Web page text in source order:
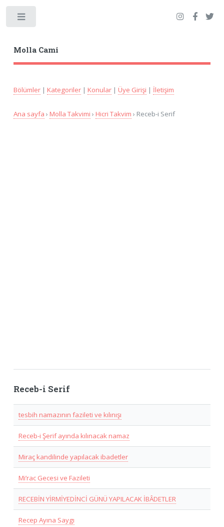
Molla Cami
Bölümler| Kategoriler| Konular| Üye Girişi | İletişim
Ana sayfa › Molla Takvimi › Hicri Takvim › Receb-i Serif
Receb-i Serif
tesbih namazının fazileti ve kılınışı
Receb-i Şerif ayında kılınacak namaz
Miraç kandilinde yapılacak ibadetler
Mi’rac Gecesi ve Fazileti
RECEBİN YİRMİYEDİNCİ GÜNÜ YAPILACAK İBÂDETLER
Recep Ayına Saygı